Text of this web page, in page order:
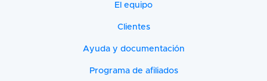
El equipo
Clientes
Ayuda y documentación
Programa de afiliados